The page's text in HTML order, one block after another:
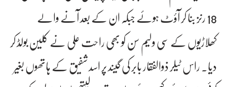
18 رنز بنا کر آؤٹ ہوئے جبکہ ان کے بعد آنے والے
کھلاڑیوں کے سی ولیم سن کو بھی راحت علی نے کلین بولڈ کر
دیا۔ راس ٹیلر ذوالفقار بابر کی گیند پر اسد شفیق کے ہاتھوں بغیر